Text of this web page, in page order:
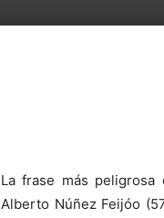
La frase más
Alberto Núñez Feijóo